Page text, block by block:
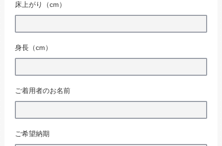
床上がり（cm）
身長（cm）
ご着用者のお名前
ご希望納期